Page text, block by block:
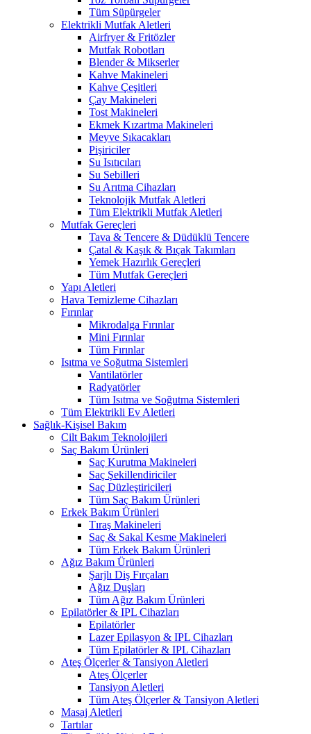
Tüm Süpürgeler
Elektrikli Mutfak Aletleri
Airfryer & Fritözler
Mutfak Robotları
Blender & Mikserler
Kahve Makineleri
Kahve Çeşitleri
Çay Makineleri
Tost Makineleri
Ekmek Kızartma Makineleri
Meyve Sıkacakları
Pişiriciler
Su Isıtıcıları
Su Sebilleri
Su Arıtma Cihazları
Teknolojik Mutfak Aletleri
Tüm Elektrikli Mutfak Aletleri
Mutfak Gereçleri
Tava & Tencere & Düdüklü Tencere
Çatal & Kaşık & Bıçak Takımları
Yemek Hazırlık Gereçleri
Tüm Mutfak Gereçleri
Yapı Aletleri
Hava Temizleme Cihazları
Fırınlar
Mikrodalga Fırınlar
Mini Fırınlar
Tüm Fırınlar
Isıtma ve Soğutma Sistemleri
Vantilatörler
Radyatörler
Tüm Isıtma ve Soğutma Sistemleri
Tüm Elektrikli Ev Aletleri
Sağlık-Kişisel Bakım
Cilt Bakım Teknolojileri
Saç Bakım Ürünleri
Saç Kurutma Makineleri
Saç Şekillendiriciler
Saç Düzleştiricileri
Tüm Saç Bakım Ürünleri
Erkek Bakım Ürünleri
Tıraş Makineleri
Saç & Sakal Kesme Makineleri
Tüm Erkek Bakım Ürünleri
Ağız Bakım Ürünleri
Şarjlı Diş Fırçaları
Ağız Duşları
Tüm Ağız Bakım Ürünleri
Epilatörler & IPL Cihazları
Epilatörler
Lazer Epilasyon & IPL Cihazları
Tüm Epilatörler & IPL Cihazları
Ateş Ölçerler & Tansiyon Aletleri
Ateş Ölçerler
Tansiyon Aletleri
Tüm Ateş Ölçerler & Tansiyon Aletleri
Masaj Aletleri
Tartılar